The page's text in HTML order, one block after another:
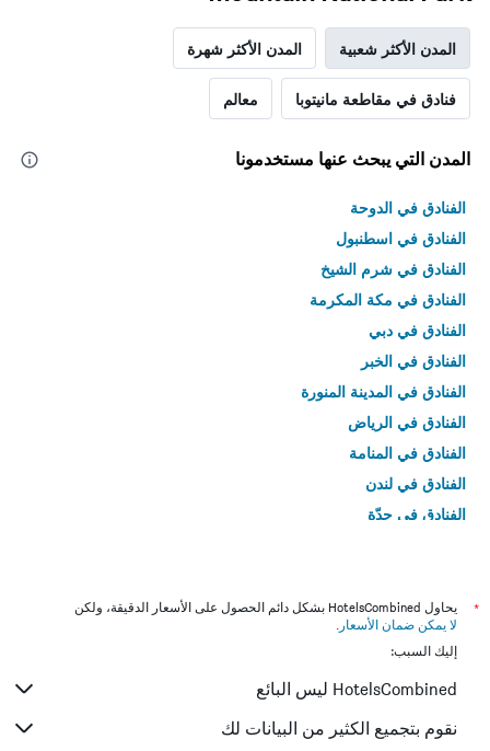
المدن الأكثر شعبية المدن الأكثر شهرة
فنادق في مقاطعة مانيتوبا معالم
المدن التي يبحث عنها مستخدمونا
الفنادق في الدوحة
الفنادق في اسطنبول
الفنادق في شرم الشيخ
الفنادق في مكة المكرمة
الفنادق في دبي
الفنادق في الخبر
الفنادق في المدينة المنورة
الفنادق في الرياض
الفنادق في المنامة
الفنادق في لندن
الفنادق في جدّة
*
يحاول HotelsCombined بشكل دائم الحصول على الأسعار الدقيقة، ولكن
لا يمكن ضمان الأسعار .
إليك السبب:
HotelsCombined ليس البائع
نقوم بتجميع الكثير من البيانات لك